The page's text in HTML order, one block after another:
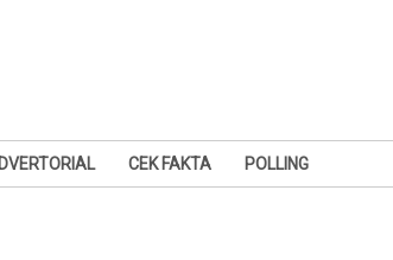
CEK FAKTA POLLING